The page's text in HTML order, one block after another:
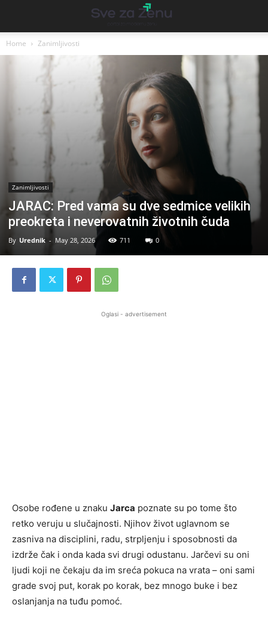
Home Zanimljivosti
Zanimljivosti
JARAC: Pred vama su dve sedmice velikih
preokreta i neverovatnih životnih čuda
By Urednik - May 28, 2026 711 0
Oglasi - advertisement
Osobe rođene u znaku Jarca poznate su po tome što
retko veruju u slučajnosti. Njihov život uglavnom se
zasniva na disciplini, radu, strpljenju i sposobnosti da
izdrže čak i onda kada svi drugi odustanu. Jarčevi su oni
ljudi koji ne čekaju da im sreća pokuca na vrata – oni sami
grade svoj put, korak po korak, bez mnogo buke i bez
oslanjanja na tuđu pomoć.